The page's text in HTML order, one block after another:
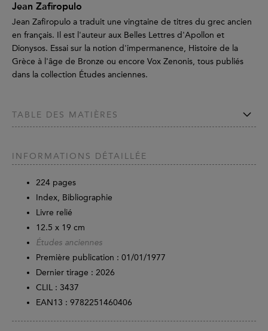
Jean Zafiropulo
Jean Zafiropulo a traduit une vingtaine de titres du grec ancien
en français. Il est l'auteur aux Belles Lettres d'Apollon et
Dionysos. Essai sur la notion d'impermanence, Histoire de la
Grèce à l'âge de Bronze ou encore Vox Zenonis, tous publiés
dans la collection Études anciennes.
TABLE DES MATIÈRES
INFORMATIONS DÉTAILLÉE
224 pages
Index, Bibliographie
Livre relié
12.5 x 19 cm
Études anciennes
Première publication : 01/01/1977
Dernier tirage : 2026
CLIL : 3437
EAN13 : 9782251460406